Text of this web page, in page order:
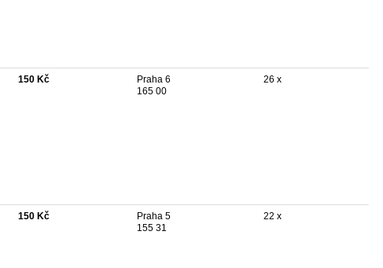
150 Kč
Praha 6
165 00
26 x
150 Kč
Praha 5
155 31
22 x